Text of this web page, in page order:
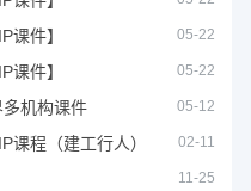
课件】 05-22
课件】 05-22
机构课件 05-12
课程（建工行人） 02-11
11-25